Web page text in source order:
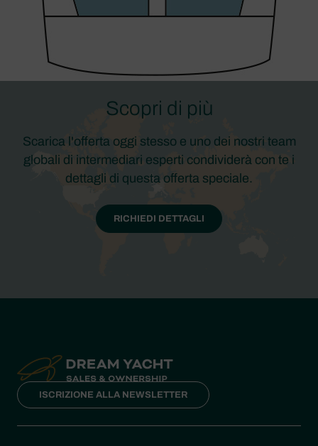
Scopri di più
Scarica l'offerta oggi stesso e uno dei nostri team
globali di intermediari esperti condividerà con te i
dettagli di questa offerta speciale.
RICHIEDI DETTAGLI
ISCRIZIONE ALLA NEWSLETTER